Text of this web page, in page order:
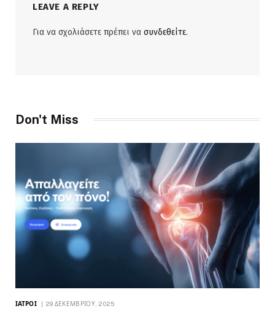
LEAVE A REPLY
Για να σχολιάσετε πρέπει να συνδεθείτε.
Don't Miss
ΙΑΤΡΟΊ 29 ΔΕΚΕΜΒΡΊΟΥ, 2025